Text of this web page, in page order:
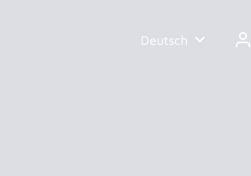
Sprache
Deutsch